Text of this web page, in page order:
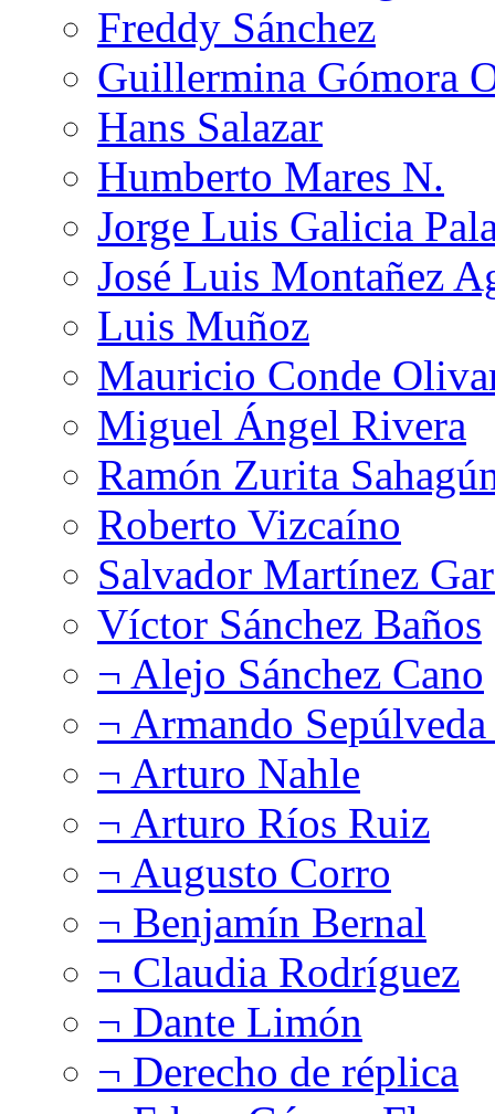
Freddy Sánchez
Guillermina Gómora
Hans Salazar
Humberto Mares N.
Jorge Luis Galicia
José Luis Montañez
Luis Muñoz
Mauricio Conde
Miguel Ángel Rivera
Ramón Zurita
Roberto Vizcaíno
Salvador Martínez
Víctor Sánchez Baños
¬ Alejo Sánchez Cano
¬ Armando
¬ Arturo Nahle
¬ Arturo Ríos Ruiz
¬ Augusto Corro
¬ Benjamín Bernal
¬ Claudia Rodríguez
¬ Dante Limón
¬ Derecho de réplica